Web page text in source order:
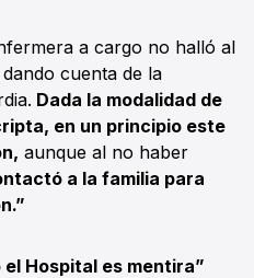
a cargo no halló al
cuenta de la
Dada la modalidad de
en un principio este
aunque al no haber
a la familia para
Hospital es mentira”